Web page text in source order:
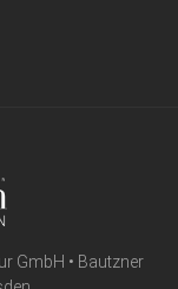
GmbH • Bautzner